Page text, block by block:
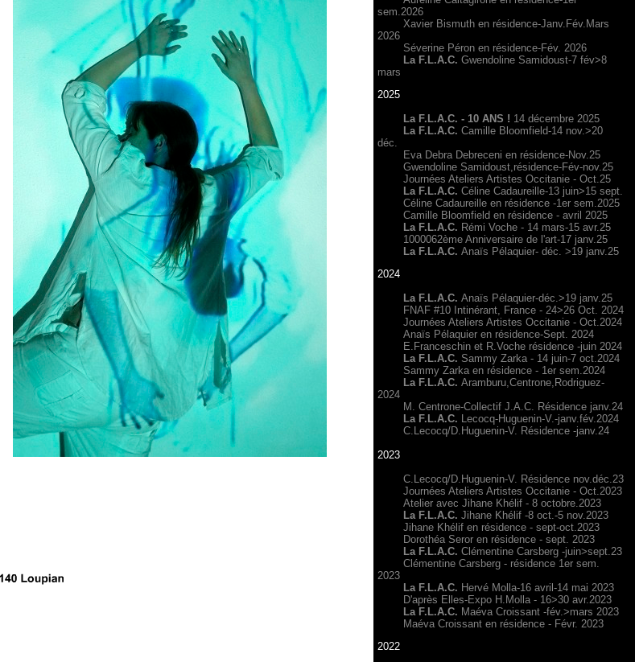
sem.2026
Xavier Bismuth en résidence-Janv.Fév.Mars
2026
Séverine Péron en résidence-Fév. 2026
La F.L.A.C. Gwendoline Samidoust-7 fév>8
mars
2025
La F.L.A.C. - 10 ANS ! 14 décembre 2025
La F.L.A.C. Camille Bloomfield-14 nov.>20
déc.
Eva Debra Debreceni en résidence-Nov.25
Gwendoline Samidoust,résidence-Fév-nov.25
Journées Ateliers Artistes Occitanie - Oct.25
La F.L.A.C. Céline Cadaureille-13 juin>15 sept.
Céline Cadaureille en résidence -1er sem.2025
Camille Bloomfield en résidence - avril 2025
La F.L.A.C. Rémi Voche - 14 mars-15 avr.25
1000062ème Anniversaire de l'art-17 janv.25
La F.L.A.C. Anaïs Pélaquier- déc. >19 janv.25
2024
La F.L.A.C. Anaïs Pélaquier-déc.>19 janv.25
FNAF #10 Intinérant, France - 24>26 Oct. 2024
Journées Ateliers Artistes Occitanie - Oct.2024
Anaïs Pélaquier en résidence-Sept. 2024
E.Franceschin et R.Voche résidence -juin 2024
La F.L.A.C. Sammy Zarka - 14 juin-7 oct.2024
Sammy Zarka en résidence - 1er sem.2024
La F.L.A.C. Aramburu,Centrone,Rodriguez-
2024
M. Centrone-Collectif J.A.C. Résidence janv.24
La F.L.A.C. Lecocq-Huguenin-V.-janv.fév.2024
C.Lecocq/D.Huguenin-V. Résidence -janv.24
2023
C.Lecocq/D.Huguenin-V. Résidence nov.déc.23
Journées Ateliers Artistes Occitanie - Oct.2023
Atelier avec Jihane Khélif - 8 octobre.2023
La F.L.A.C. Jihane Khélif -8 oct.-5 nov.2023
Jihane Khélif en résidence - sept-oct.2023
Dorothéa Seror en résidence - sept. 2023
La F.L.A.C. Clémentine Carsberg -juin>sept.23
Clémentine Carsberg - résidence 1er sem.
2023
La F.L.A.C. Hervé Molla-16 avril-14 mai 2023
D'après Elles-Expo H.Molla - 16>30 avr.2023
La F.L.A.C. Maéva Croissant -fév.>mars 2023
Maéva Croissant en résidence - Févr. 2023
2022